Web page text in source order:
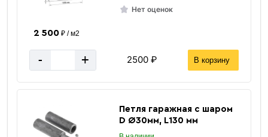
Нет оценок
2 500₽ / м2
- + 2500 ₽ В корзину
Петля гаражная с шаром
D Ø30мм, L130 мм